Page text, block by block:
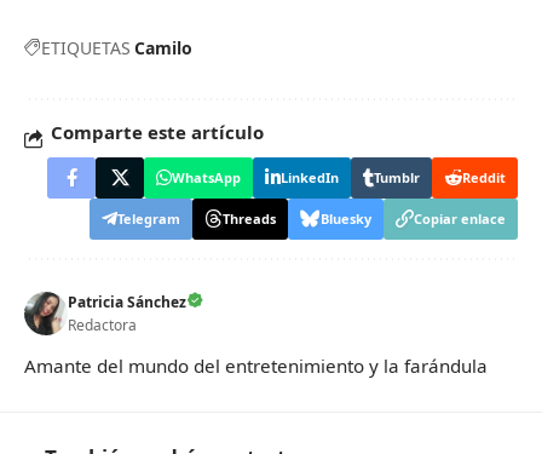
ETIQUETAS Camilo
Comparte este artículo
WhatsApp LinkedIn Tumblr Reddit
Telegram Threads Bluesky Copiar enlace
Patricia Sánchez
Redactora
Amante del mundo del entretenimiento y la farándula